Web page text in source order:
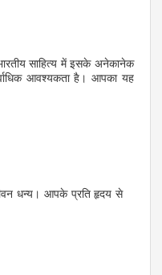
साहित्य में इसके अनेकानेक
आवश्यकता है। आपका यह
धन्य। आपके प्रति हृदय से